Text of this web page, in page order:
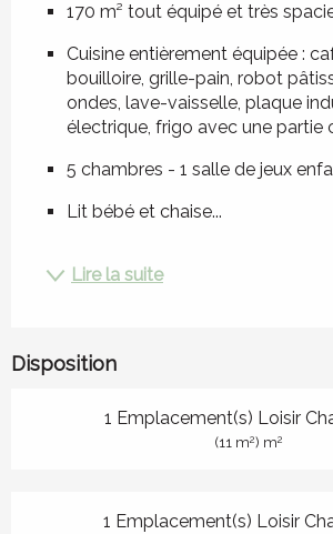
170 m² tout équipé et très
Cuisine entièrement équipée :
bouilloire, grille-pain, robot
ondes, lave-vaisselle, plaque
électrique, frigo avec une partie
5 chambres - 1 salle de jeux
Lit bébé et chaise...
Lire la suite
Disposition
1 Emplacement(s) Loisir
(11 m2) m2
1 Emplacement(s) Loisir